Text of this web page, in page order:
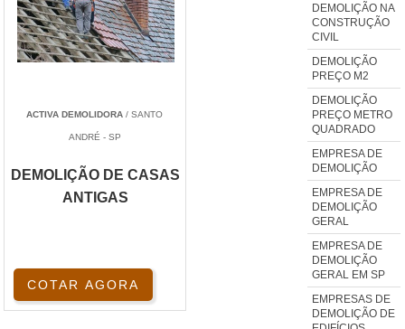
ACTIVA DEMOLIDORA / SANTO
ANDRÉ - SP
DEMOLIÇÃO DE CASAS
ANTIGAS
COTAR AGORA
DEMOLIÇÃO NA
CONSTRUÇÃO
CIVIL
DEMOLIÇÃO
PREÇO M2
DEMOLIÇÃO
PREÇO METRO
QUADRADO
EMPRESA DE
DEMOLIÇÃO
EMPRESA DE
DEMOLIÇÃO
GERAL
EMPRESA DE
DEMOLIÇÃO
GERAL EM SP
EMPRESAS DE
DEMOLIÇÃO DE